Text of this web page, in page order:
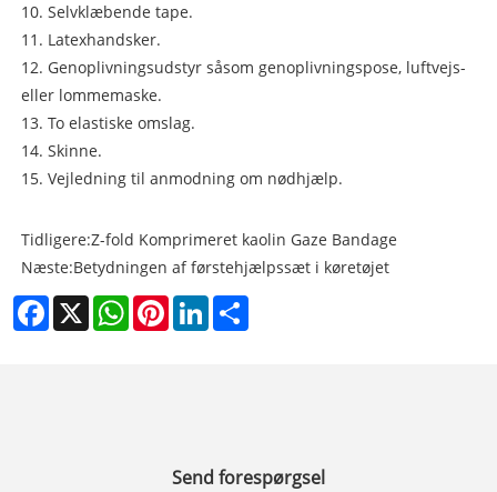
10. Selvklæbende tape.
11. Latexhandsker.
12. Genoplivningsudstyr såsom genoplivningspose, luftvejs-
eller lommemaske.
13. To elastiske omslag.
14. Skinne.
15. Vejledning til anmodning om nødhjælp.
Tidligere:Z-fold Komprimeret kaolin Gaze Bandage
Næste:Betydningen af ​​førstehjælpssæt i køretøjet
Facebook
X WhatsAppPinterestLinkedIn
Send forespørgsel